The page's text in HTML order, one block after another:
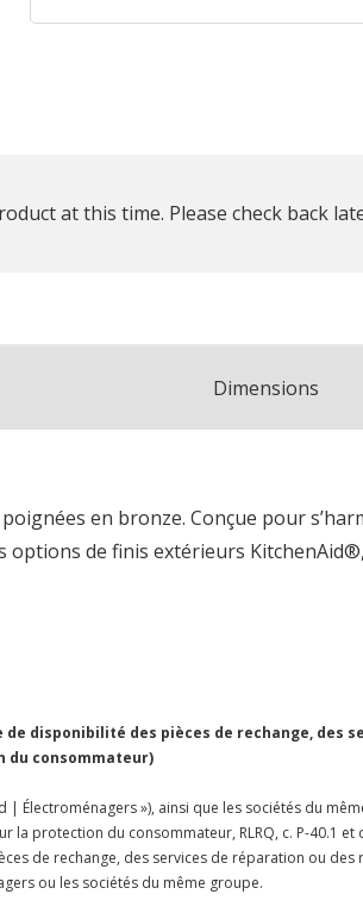
at this time. Please check back
Dimensions
en bronze. Conçue pour
options de finis extérieurs
disponibilité des pièces de rechange, des
du consommateur)
»), ainsi que les sociétés du
protection du consommateur, RLRQ, c. P-40.1
de rechange, des services de réparation ou des
ou les sociétés du même groupe.